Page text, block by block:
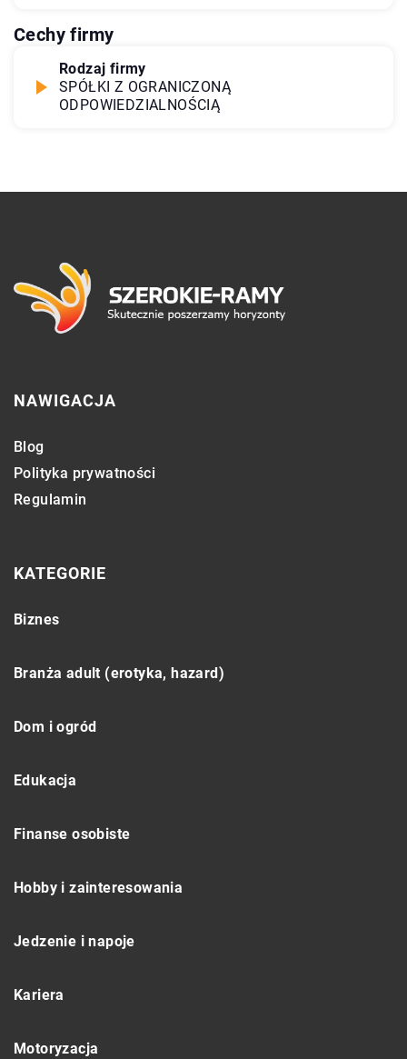
Cechy firmy
Rodzaj firmy
SPÓŁKI Z OGRANICZONĄ
ODPOWIEDZIALNOŚCIĄ
NAWIGACJA
Blog
Polityka prywatności
Regulamin
KATEGORIE
Biznes
Branża adult (erotyka, hazard)
Dom i ogród
Edukacja
Finanse osobiste
Hobby i zainteresowania
Jedzenie i napoje
Kariera
Motoryzacja